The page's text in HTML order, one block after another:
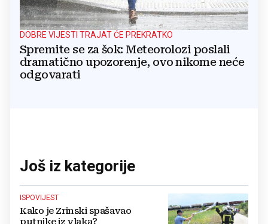
DOBRE VIJESTI TRAJAT ĆE PREKRATKO
Spremite se za šok: Meteorolozi poslali
dramatično upozorenje, ovo nikome neće
odgovarati
Još iz kategorije
ISPOVIJEST
Kako je Zrinski spašavao
putnike iz vlaka?